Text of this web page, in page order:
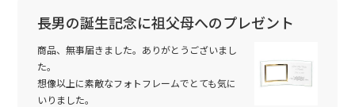
ってデザインしていただいた事にもすごく感動していますし，息
子の誕生の時の気持ちも納得の形で残すことができて、今までモ
ヤモヤがなくなりました。。。それから、今週末ある義理の姉の
結婚式にもステキなプレゼントが出来て今から渡すのが楽しみで
長男の誕生記念に祖父母へのプレゼント
商品、無事届きました。ありがとうございまし
た。
想像以上に素敵なフォトフレームでとても気に
いりました。